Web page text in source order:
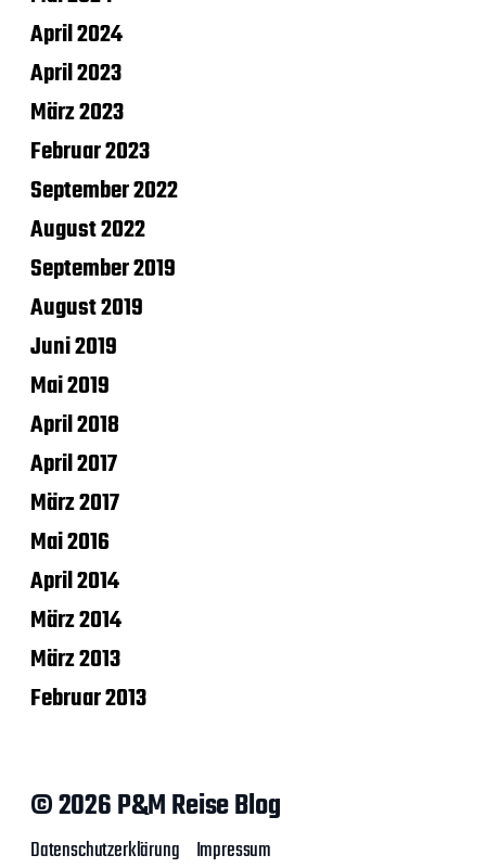
April 2024
April 2023
März 2023
Februar 2023
September 2022
August 2022
September 2019
August 2019
Juni 2019
Mai 2019
April 2018
April 2017
März 2017
Mai 2016
April 2014
März 2014
März 2013
Februar 2013
© 2026 P&M Reise Blog
Datenschutzerklärung Impressum